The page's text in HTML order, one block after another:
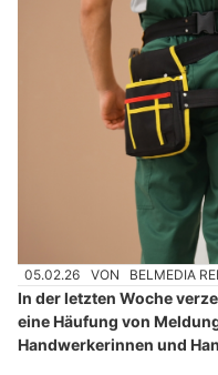
05.02.26 VON BELMEDIA
In der letzten Woche
eine Häufung von
Handwerkerinnen und